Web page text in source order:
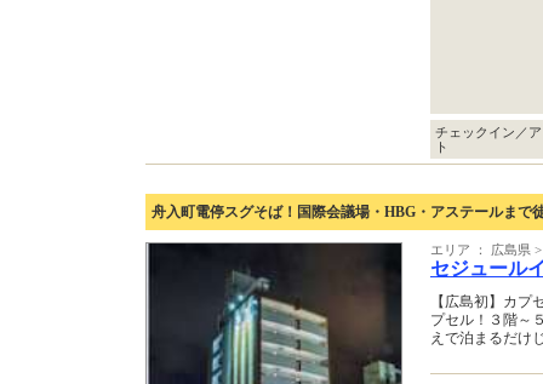
チェックイン／
ト
舟入町電停スグそば！国際会議場・HBG・アステールまで
エリア ： 広島県
セジュール
【広島初】カ
プセル！３階～
えで泊まるだけ